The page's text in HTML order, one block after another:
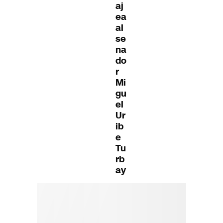
aj
ea
al
se
na
do
r
Mi
gu
el
Ur
ib
e
Tu
rb
ay